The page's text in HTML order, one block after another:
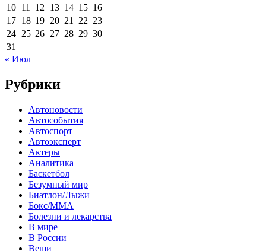
10 11 12 13 14 15 16
17 18 19 20 21 22 23
24 25 26 27 28 29 30
31
« Июл
Рубрики
Автоновости
Автособытия
Автоспорт
Автоэксперт
Актеры
Аналитика
Баскетбол
Безумный мир
Биатлон/Лыжи
Бокс/MMA
Болезни и лекарства
В мире
В России
Вещи